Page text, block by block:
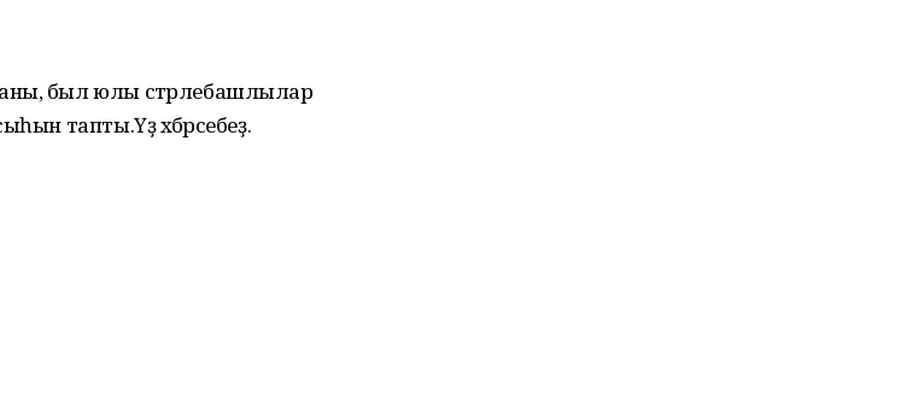
был юлы стәрлебашлылар
тапты.Үҙ хәбәрсебеҙ.